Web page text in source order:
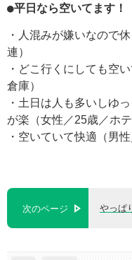
●平日なら空いてます！
・人混みが嫌いなので
連）
・どこ行くにしても空
倉庫）
・土日は人も多いしゆ
が楽（女性／25歳／ホ
・空いていて快適（男
次のページ やっぱ